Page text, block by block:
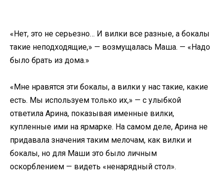
«Нет, это не серьезно… И вилки все разные, а бокалы
такие неподходящие,» — возмущалась Маша. — «Надо
было брать из дома.»
«Мне нравятся эти бокалы, а вилки у нас такие, какие
есть. Мы используем только их,» — с улыбкой
ответила Арина, показывая именные вилки,
купленные ими на ярмарке. На самом деле, Арина не
придавала значения таким мелочам, как вилки и
бокалы, но для Маши это было личным
оскорблением — видеть «ненарядный стол».